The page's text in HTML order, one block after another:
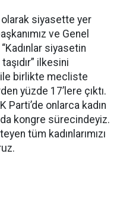
olarak siyasette yer
ve Genel
siyasetin
ilkesini
ile birlikte mecliste
yüzde 17’lere çıktı.
Parti’de onlarca kadın
kongre sürecindeyiz.
tüm kadınlarımızı